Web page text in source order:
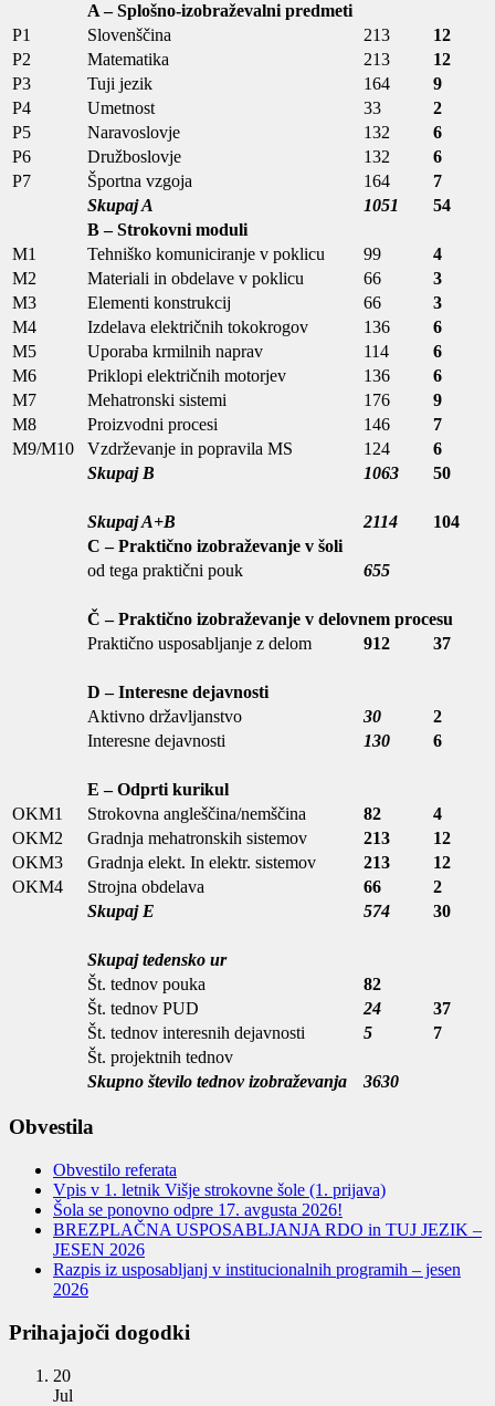
A – Splošno-izobraževalni predmeti
P1
Slovenščina 213
12
P2
Matematika 213
12
P3
Tuji jezik 164
9
P4
Umetnost 33
2
P5
Naravoslovje 132
6
P6
Družboslovje 132
6
P7
Športna vzgoja 164
7
Skupaj A
1051
54
B – Strokovni moduli
M1
Tehniško komuniciranje v poklicu 99
4
M2
Materiali in obdelave v poklicu 66
3
M3
Elementi konstrukcij 66
3
M4
Izdelava električnih tokokrogov 136
6
M5
Uporaba krmilnih naprav 114
6
M6
Priklopi električnih motorjev 136
6
M7
Mehatronski sistemi 176
9
M8
Proizvodni procesi 146
7
M9/M10
Vzdrževanje in popravila MS 124
6
Skupaj B
1063 50
Skupaj A+B 2114
104
C – Praktično izobraževanje v šoli
od tega praktični pouk
655
Č – Praktično izobraževanje v delovnem procesu
Praktično usposabljanje z delom
912 37
D – Interesne dejavnosti
Aktivno državljanstvo
30
2
Interesne dejavnosti
130 6
E – Odprti kurikul
OKM1
Strokovna angleščina/nemščina 82
4
OKM2
Gradnja mehatronskih sistemov 213
12
OKM3
Gradnja elekt. In elektr. sistemov 213
12
OKM4
Strojna obdelava 66
2
Skupaj E
574 30
Skupaj tedensko ur
Št. tednov pouka
82
Št. tednov PUD
24
37
Št. tednov interesnih dejavnosti
5
7
Št. projektnih tednov
Skupno število tednov izobraževanja
3630
Obvestila
Obvestilo referata
Vpis v 1. letnik Višje strokovne šole (1. prijava)
Šola se ponovno odpre 17. avgusta 2026!
BREZPLAČNA USPOSABLJANJA RDO in TUJ JEZIK –
JESEN 2026
Razpis iz usposabljanj v institucionalnih programih – jesen
2026
Prihajajoči dogodki
20
Jul